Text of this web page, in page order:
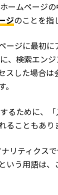
ームページ
ジのことを指
ージに最初に
、検索エン
スした場合
るために、
ることもあり
リティクス
いう用語は